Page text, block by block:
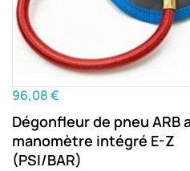
96,08 €
Dégonfleur de pneu ARB
manomètre intégré E-Z
(PSI/BAR)